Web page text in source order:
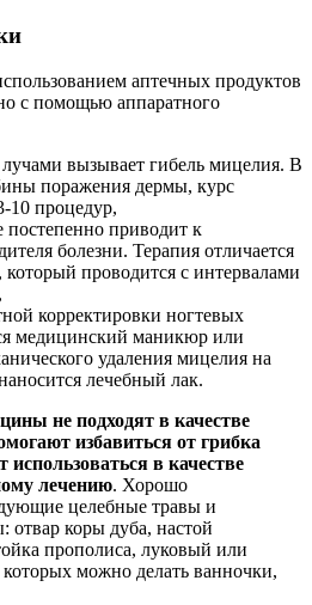
аптечных продуктов
с помощью аппаратного
вызывает гибель мицелия. В
поражения дермы, курс
10 процедур,
постепенно приводит к
болезни. Терапия отличается
проводится с интервалами
корректировки ногтевых
медицинский маникюр или
удаления мицелия на
лечебный лак.
не подходят в качестве
избавиться от грибка
в качестве
лечению. Хорошо
целебные травы и
отвар коры дуба, настой
прополиса, луковый или
можно делать ванночки,